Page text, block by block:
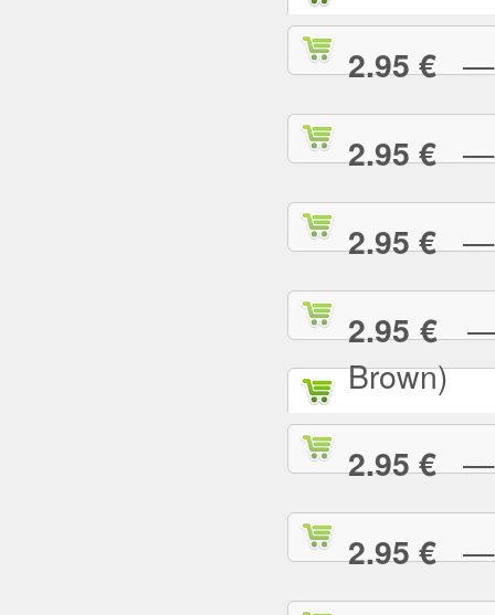
2.95 €—
2.95 €—
2.95 €—
2.95 €—
Brown)
2.95 €—
2.95 €—